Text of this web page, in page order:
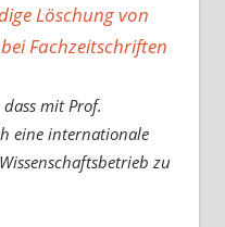
Löschung von
Fachzeitschriften
mit Prof.
eine internationale
zu